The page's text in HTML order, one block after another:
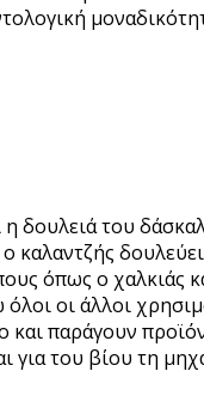
η δουλειά του
καλαντζής δουλεύει
όπως ο χαλκιάς
οι άλλοι
και παράγουν
για του βίου τη